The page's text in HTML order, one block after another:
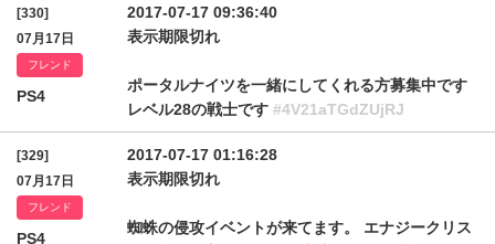
[330]
07月17日
フレンド
PS4
2017-07-17 09:36:40
表示期限切れ
ポータルナイツを一緒にしてくれる方募集中です
レベル28の戦士です #4V21aTGdZUjRJ
[329]
07月17日
フレンド
PS4
2017-07-17 01:16:28
表示期限切れ
蜘蛛の侵攻イベントが来てます。 エナジークリス